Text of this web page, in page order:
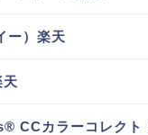
ー）楽天
天
CCカラーコレクト